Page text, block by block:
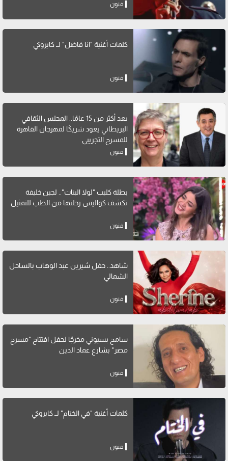
فنون
كلمات أغنية "انا فاضل" لــ كايروكي
فنون
بعد أكثر من 15 عامًا.. المجلس الثقافي
البريطاني يعود شريكًا لمهرجان القاهرة
للمسرح التجريبي
فنون
بطلة كليب "لولا البنات".. لجين خليفة
تكشف كواليس رحلتها من الطب للتمثيل
فنون
شاهد.. حفل شيرين عبد الوهاب بالساحل
الشمالي
فنون
سامح بسيوني مخرجًا لحفل افتتاح "مسرح
مصر" بشارع عماد الدين
فنون
كلمات أغنية "في الختام" لــ كايروكي
فنون